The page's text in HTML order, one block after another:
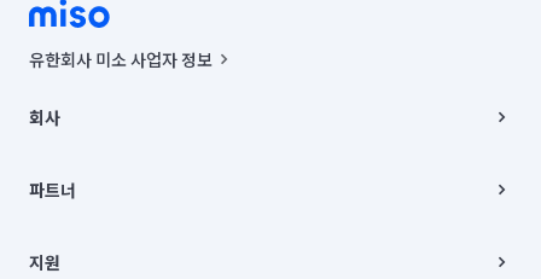
유한회사 미소 사업자 정보
00019 |
주소 | 본사: 서울특별시 종로구 율곡로 6(중학동, 트윈트리빌딩) B동 5층
컨택센터 : 서울특별시 종로구 수송동 율곡로 24, 7층, 8층 미소
상품, 상품정보, 거래에 관한 의무와 책임은 거래당사자에게 있습니다.
회사
채용
파트너
이사
지원